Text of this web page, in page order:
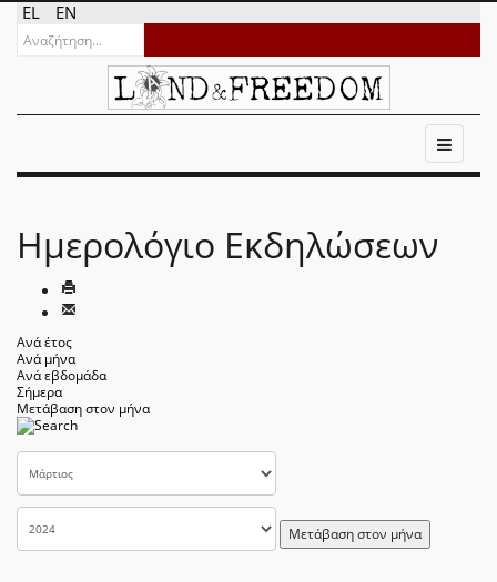
EL EN
Ημερολόγιο Εκδηλώσεων
Ανά έτος
Ανά μήνα
Ανά εβδομάδα
Σήμερα
Μετάβαση στον μήνα
Μετάβαση στον μήνα